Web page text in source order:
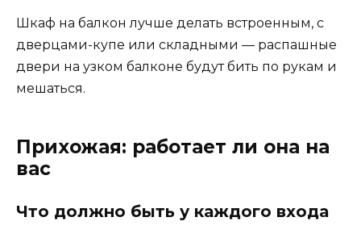
Шкаф на балкон лучше делать встроенным, с
дверцами-купе или складными — распашные
двери на узком балконе будут бить по рукам и
мешаться.
Прихожая: работает ли она на
вас
Что должно быть у каждого входа